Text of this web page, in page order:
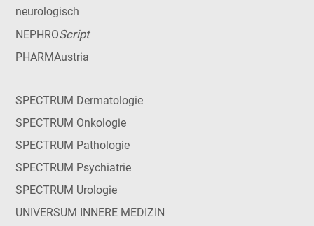
neurologisch
NEPHROScript
PHARMAustria
SPECTRUM Dermatologie
SPECTRUM Onkologie
SPECTRUM Pathologie
SPECTRUM Psychiatrie
SPECTRUM Urologie
UNIVERSUM INNERE MEDIZIN